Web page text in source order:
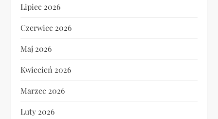
Lipiec 2026
Czerwiec 2026
Maj 2026
Kwiecień 2026
Marzec 2026
Luty 2026